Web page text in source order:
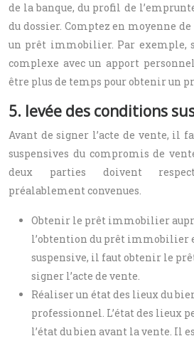
de la banque, du profil de
du dossier. Comptez en moyenne
un prêt immobilier. Par exemple,
complexe avec un apport
être plus de temps pour obtenir un
5. levée des conditions
Avant de signer l’acte de vente, il
suspensives du compromis de
deux parties doivent
préalablement convenues.
Obtenir le prêt immobilier
l’obtention du prêt immobilier
suspensive, il faut obtenir le
signer l’acte de vente.
Réaliser un état des lieux du
professionnel. L’état des lieux
l’état du bien avant la vente. Il